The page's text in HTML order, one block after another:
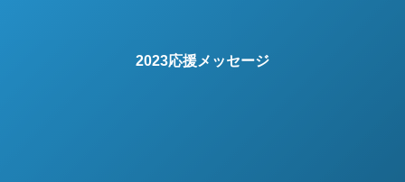
2023応援メッセージ